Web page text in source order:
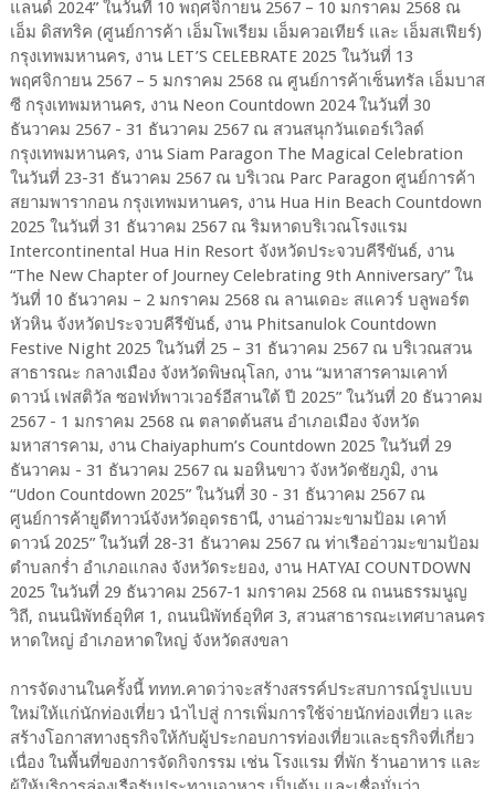
แลนด์ 2024” ในวันที่ 10 พฤศจิกายน 2567 – 10 มกราคม 2568 ณ
เอ็ม ดิสทริค (ศูนย์การค้า เอ็มโพเรียม เอ็มควอเทียร์ และ เอ็มสเฟียร์)
กรุงเทพมหานคร, งาน LET’S CELEBRATE 2025 ในวันที่ 13
พฤศจิกายน 2567 – 5 มกราคม 2568 ณ ศูนย์การค้าเซ็นทรัล เอ็มบาส
ซี กรุงเทพมหานคร, งาน Neon Countdown 2024 ในวันที่ 30
ธันวาคม 2567 - 31 ธันวาคม 2567 ณ สวนสนุกวันเดอร์เวิลด์
กรุงเทพมหานคร, งาน Siam Paragon The Magical Celebration
ในวันที่ 23-31 ธันวาคม 2567 ณ บริเวณ Parc Paragon ศูนย์การค้า
สยามพารากอน กรุงเทพมหานคร, งาน Hua Hin Beach Countdown
2025 ในวันที่ 31 ธันวาคม 2567 ณ ริมหาดบริเวณโรงแรม
Intercontinental Hua Hin Resort จังหวัดประจวบคีรีขันธ์, งาน
“The New Chapter of Journey Celebrating 9th Anniversary” ใน
วันที่ 10 ธันวาคม – 2 มกราคม 2568 ณ ลานเดอะ สแควร์ บลูพอร์ต
หัวหิน จังหวัดประจวบคีรีขันธ์, งาน Phitsanulok Countdown
Festive Night 2025 ในวันที่ 25 – 31 ธันวาคม 2567 ณ บริเวณสวน
สาธารณะ กลางเมือง จังหวัดพิษณุโลก, งาน “มหาสารคามเคาท์
ดาวน์ เฟสติวัล ซอฟท์พาวเวอร์อีสานใต้ ปี 2025” ในวันที่ 20 ธันวาคม
2567 - 1 มกราคม 2568 ณ ตลาดต้นสน อำเภอเมือง จังหวัด
มหาสารคาม, งาน Chaiyaphum’s Countdown 2025 ในวันที่ 29
ธันวาคม - 31 ธันวาคม 2567 ณ มอหินขาว จังหวัดชัยภูมิ, งาน
“Udon Countdown 2025” ในวันที่ 30 - 31 ธันวาคม 2567 ณ
ศูนย์การค้ายูดีทาวน์จังหวัดอุดรธานี, งานอ่าวมะขามป้อม เคาท์
ดาวน์ 2025” ในวันที่ 28-31 ธันวาคม 2567 ณ ท่าเรืออ่าวมะขามป้อม
ตำบลกร่ำ อำเภอแกลง จังหวัดระยอง, งาน HATYAI COUNTDOWN
2025 ในวันที่ 29 ธันวาคม 2567-1 มกราคม 2568 ณ ถนนธรรมนูญ
วิถี, ถนนนิพัทธ์อุทิศ 1, ถนนนิพัทธ์อุทิศ 3, สวนสาธารณะเทศบาลนคร
หาดใหญ่ อำเภอหาดใหญ่ จังหวัดสงขลา
การจัดงานในครั้งนี้ ททท.คาดว่าจะสร้างสรรค์ประสบการณ์รูปแบบ
ใหม่ให้แก่นักท่องเที่ยว นำไปสู่ การเพิ่มการใช้จ่ายนักท่องเที่ยว และ
สร้างโอกาสทางธุรกิจให้กับผู้ประกอบการท่องเที่ยวและธุรกิจที่เกี่ยว
เนื่อง ในพื้นที่ของการจัดกิจกรรม เช่น โรงแรม ที่พัก ร้านอาหาร และ